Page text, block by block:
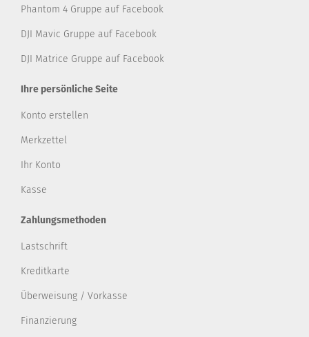
Phantom 4 Gruppe auf Facebook
DJI Mavic Gruppe auf Facebook
DJI Matrice Gruppe auf Facebook
Ihre persönliche Seite
Konto erstellen
Merkzettel
Ihr Konto
Kasse
Zahlungsmethoden
Lastschrift
Kreditkarte
Überweisung / Vorkasse
Finanzierung